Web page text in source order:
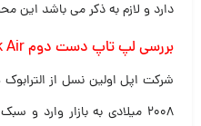
دارد و لازم به ذکر می باشد این
بررسی لپ تاپ دست دوم macBook Air
۲۰۰۸ میلادی به بازار وارد